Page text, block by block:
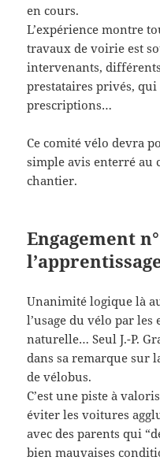
en cours.
L’expérience montre
travaux de voirie est
intervenants,
prestataires privés,
prescriptions…
Ce comité vélo devra
simple avis enterré au
chantier.
Engagement
Unanimité logique là
l’usage du vélo par
naturelle… Seul J.-P.
dans sa remarque sur
de vélobus.
C’est une piste à
éviter les voitures
avec des parents qui
bien mauvaises